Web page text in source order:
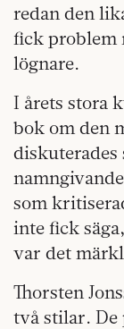
redan den
fick problem
lögnare.
I årets stora
bok om den
som
inte fick
var det
Thorsten
två stilar. De